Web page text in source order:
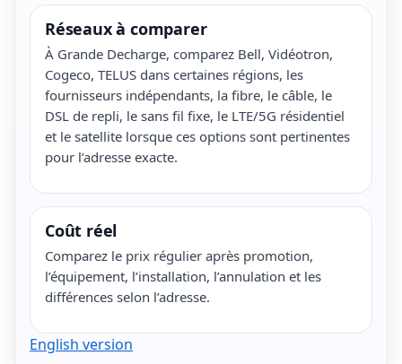
Réseaux à comparer
À Grande Decharge, comparez Bell, Vidéotron,
Cogeco, TELUS dans certaines régions, les
fournisseurs indépendants, la fibre, le câble, le
DSL de repli, le sans fil fixe, le LTE/5G résidentiel
et le satellite lorsque ces options sont pertinentes
pour l’adresse exacte.
Coût réel
Comparez le prix régulier après promotion,
l’équipement, l’installation, l’annulation et les
différences selon l’adresse.
English version